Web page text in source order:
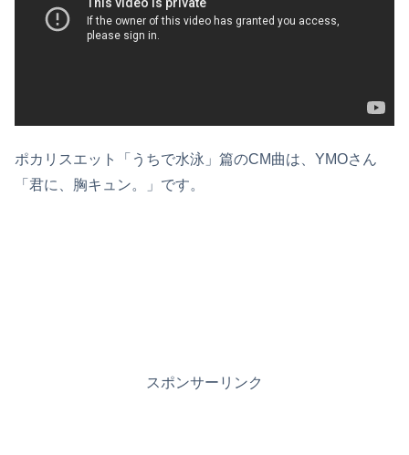
ポカリスエット「うちで水泳」篇のCM曲は、YMOさん
「君に、胸キュン。」です。
スポンサーリンク